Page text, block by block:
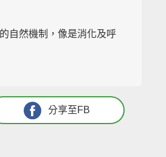
自然機制，像是消化及呼
分享至FB